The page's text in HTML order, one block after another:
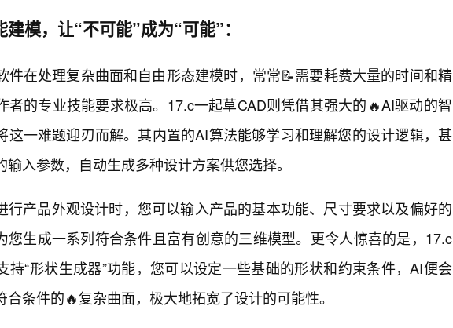
模，让“不可能”成为“可能”：
件在处理复杂曲面和自由形态建模时，常常📝需要耗费大量的时间和精
者的专业技能要求极高。17.c一起草CAD则凭借其强大的🔥AI驱动的智
这一难题迎刃而解。其内置的AI算法能够学习和理解您的设计逻辑，甚
输入参数，自动生成多种设计方案供您选择。
行产品外观设计时，您可以输入产品的基本功能、尺寸要求以及偏好的
您生成一系列符合条件且富有创意的三维模型。更令人惊喜的是，17.c
持“形状生成器”功能，您可以设定一些基础的形状和约束条件，AI便会
合条件的🔥复杂曲面，极大地拓宽了设计的可能性。